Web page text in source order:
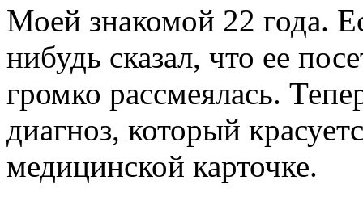
Моей знакомой 22 года.
нибудь сказал, что ее
громко рассмеялась.
диагноз, который
медицинской карточке.